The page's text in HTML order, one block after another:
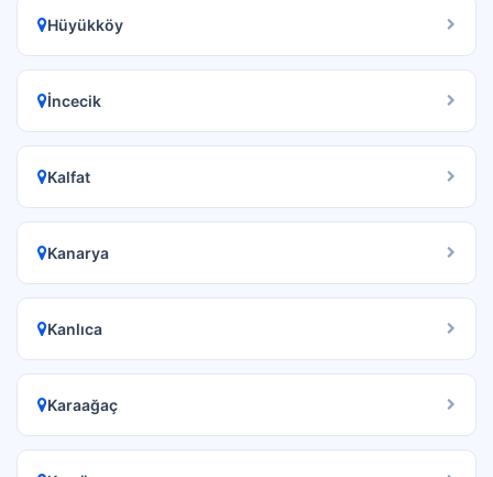
Hüyükköy
İncecik
Kalfat
Kanarya
Kanlıca
Karaağaç